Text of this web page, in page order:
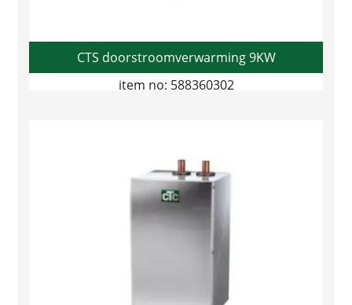
CTS doorstroomverwarming 9KW
item no: 588360302